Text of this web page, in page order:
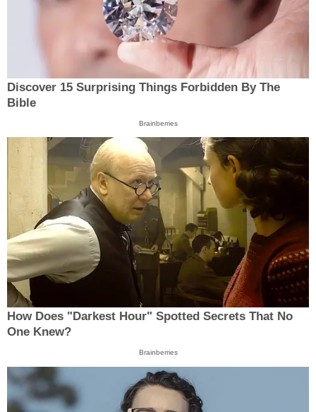
Discover 15 Surprising Things Forbidden By The
Bible
Brainberries
How Does "Darkest Hour" Spotted Secrets That No
One Knew?
Brainberries